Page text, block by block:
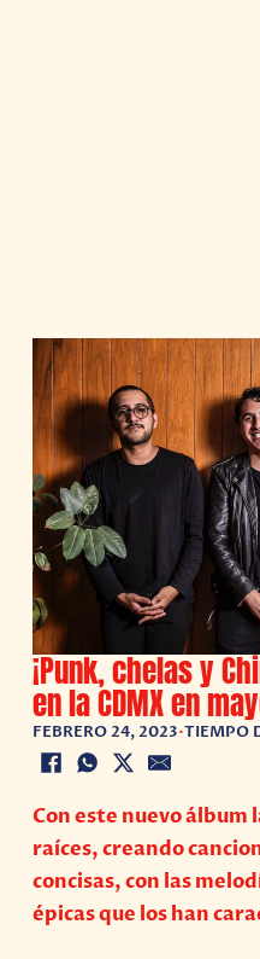
¡Punk, chelas y
en la CDMX en
FEBRERO 24, 2023•TIEMPO
Con este nuevo álbum
raíces, creando
concisas, con las
épicas que los han